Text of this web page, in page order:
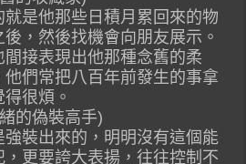
是他那些日積月累回來的物
，然後找機會向朋友展示。
接表現出他那種念舊的柔
們常把八百年前發生的事拿
很煩。
的偽裝高手)
裝出來的，明明沒有這個能
更要誇大表揚，往往控制不